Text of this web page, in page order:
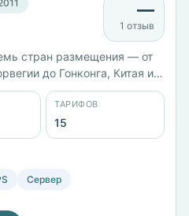
—
1 отзыв
стран размещения — от
до Гонконга, Китая и
работает с 2011 года, 15
₽/мес; российская версия
с 6 ядрами и 8 ГБ памяти
Панели cPanel,
и VestaCP.
ТАРИФОВ
15
Сервер